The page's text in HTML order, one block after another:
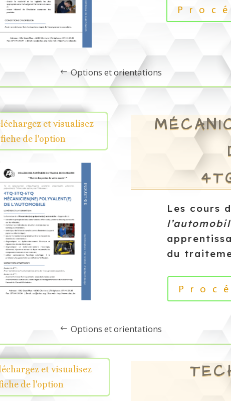
Options et orientations
Les cours
du
Options et orientations
et visualisez
de l'option
et visualisez
de l'option